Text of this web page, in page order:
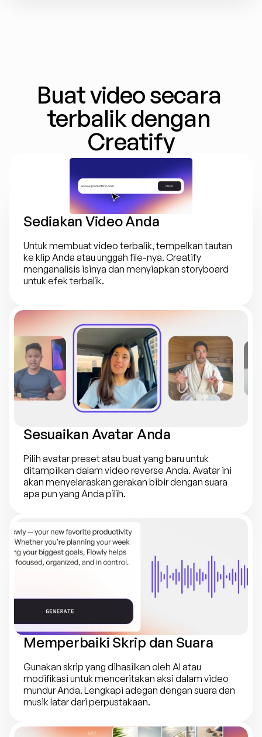
Buat video secara
terbalik dengan
Creatify
Sediakan Video Anda
Untuk membuat video terbalik, tempelkan tautan
ke klip Anda atau unggah file-nya. Creatify
menganalisis isinya dan menyiapkan storyboard
untuk efek terbalik.
Sesuaikan Avatar Anda
Pilih avatar preset atau buat yang baru untuk
ditampilkan dalam video reverse Anda. Avatar ini
akan menyelaraskan gerakan bibir dengan suara
apa pun yang Anda pilih.
Memperbaiki Skrip dan Suara
Gunakan skrip yang dihasilkan oleh AI atau
modifikasi untuk menceritakan aksi dalam video
mundur Anda. Lengkapi adegan dengan suara dan
musik latar dari perpustakaan.